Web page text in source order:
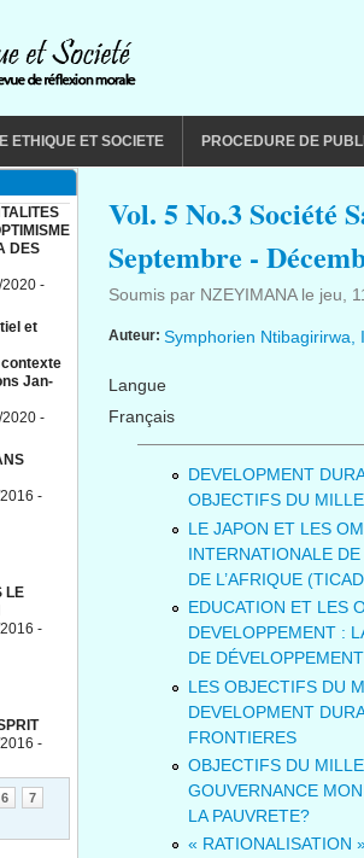
ETHIQUE ET SOCIETE PROCEDURE DE
Vol. 5 No.3 Société
Septembre -
Soumis par NZEYIMANAle jeu,
Auteur: Symphorien Ntibagirirwa,
Langue
Français
DEVELOPMENT
OBJECTIFS DU
LE JAPON ET LES
INTERNATIONALE
DE L’AFRIQUE
EDUCATION ET LES
DEVELOPPEMENT :
DE DÉVELOPPEMENT
LES OBJECTIFS DU
DEVELOPMENT
FRONTIERES
OBJECTIFS DU
GOUVERNANCE
LA PAUVRETE?
« RATIONALISATION
DES
2020 -
et
Jan-
2020 -
-
LE
-
-
6
7